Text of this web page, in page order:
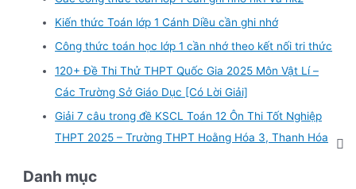
Kiến thức Toán lớp 1 Cánh Diều cần ghi nhớ
Công thức toán học lớp 1 cần nhớ theo kết nối tri thức
120+ Đề Thi Thử THPT Quốc Gia 2025 Môn Vật Lí –
Các Trường Sở Giáo Dục [Có Lời Giải]
Giải 7 câu trong đề KSCL Toán 12 Ôn Thi Tốt Nghiệp
THPT 2025 – Trường THPT Hoằng Hóa 3, Thanh Hóa
Danh mục